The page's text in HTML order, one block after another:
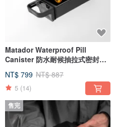
Matador Waterproof Pill
Canister 防水耐候抽拉式密封隨
NT$ 799 NT$ 887
5 (14)
售完